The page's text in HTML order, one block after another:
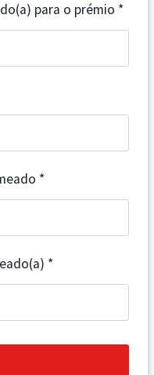
para o prémio *
*
*